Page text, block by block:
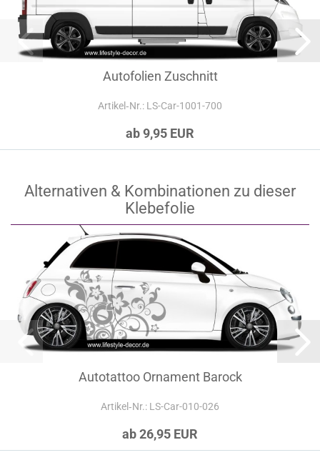
Autofolien Zuschnitt
Artikel‑Nr.: LS-Car-1001-700
ab 9,95 EUR
Alternativen & Kombinationen zu dieser
Klebefolie
Autotattoo Ornament Barock
Artikel‑Nr.: LS-Car-010-026
ab 26,95 EUR